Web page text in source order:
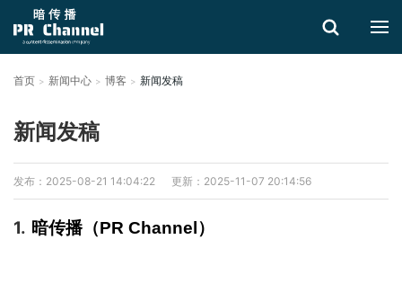
首页 新闻中心 博客 新闻发稿
新闻发稿
发布：2025-08-21 14:04:22 更新：2025-11-07 20:14:56
1. 暗传播（PR Channel）